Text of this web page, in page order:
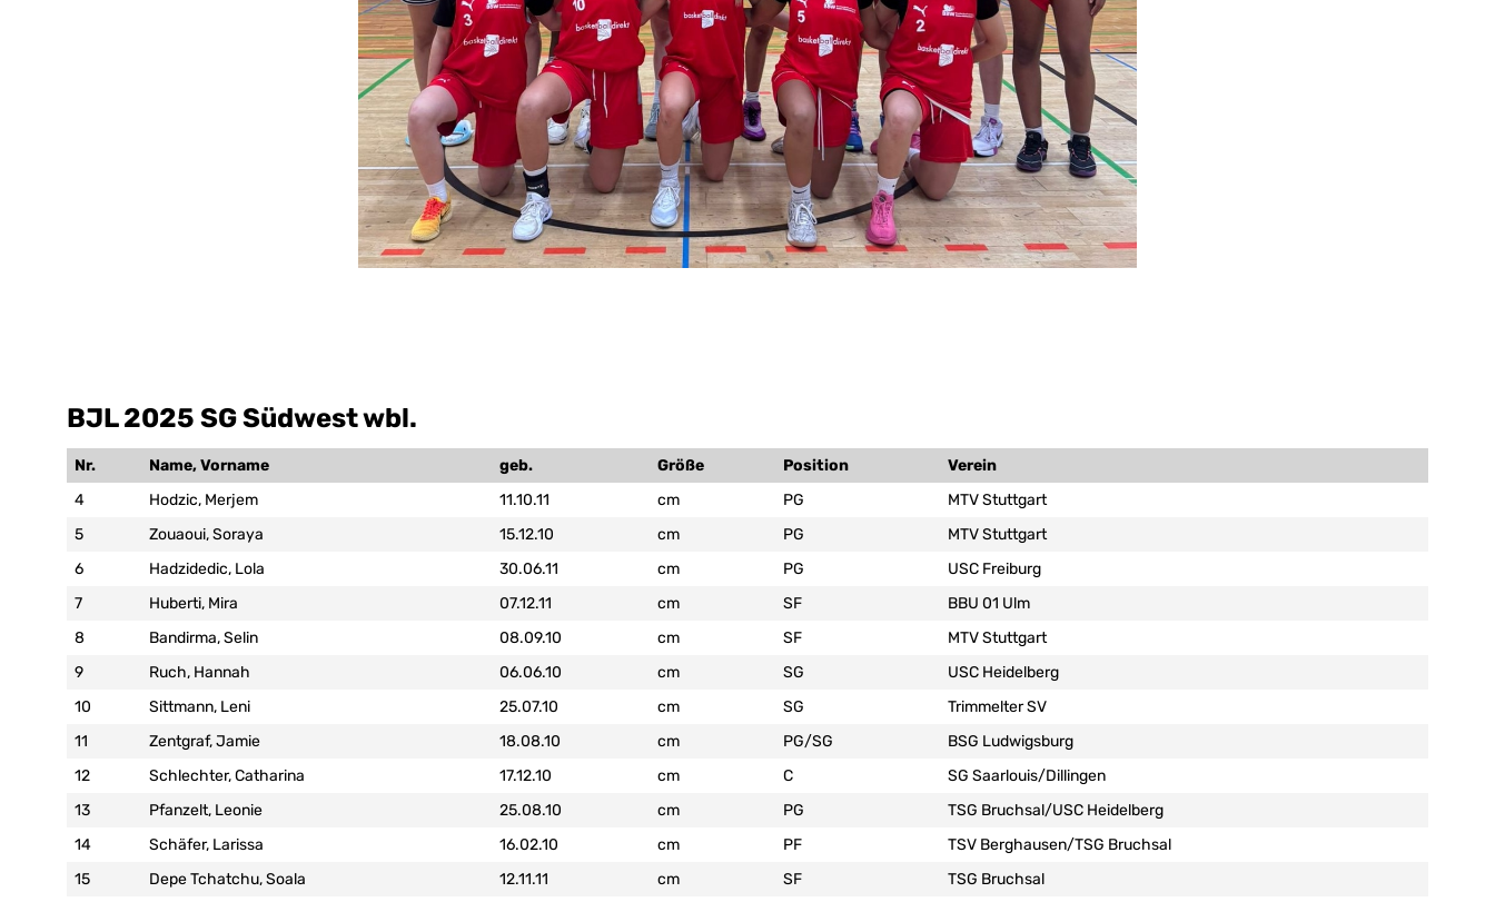
BJL 2025 SG Südwest wbl.
Nr. Name, Vorname geb. Größe Position
Verein
4
Hodzic, Merjem 11.10.11 cm PG
MTV Stuttgart
5
Zouaoui, Soraya 15.12.10 cm PG
MTV Stuttgart
6
Hadzidedic, Lola 30.06.11 cm PG
USC Freiburg
7
Huberti, Mira 07.12.11 cm SF
BBU 01 Ulm
8
Bandirma, Selin 08.09.10 cm SF
MTV Stuttgart
9
Ruch, Hannah 06.06.10 cm SG
USC Heidelberg
10
Sittmann, Leni 25.07.10 cm SG
Trimmelter SV
11
Zentgraf, Jamie 18.08.10 cm PG/SG
BSG Ludwigsburg
12
Schlechter, Catharina 17.12.10 cm C
SG Saarlouis/Dillingen
13
Pfanzelt, Leonie 25.08.10 cm PG
TSG Bruchsal/USC Heidelberg
14
Schäfer, Larissa 16.02.10 cm PF
TSV Berghausen/TSG Bruchsal
15
Depe Tchatchu, Soala 12.11.11 cm SF
TSG Bruchsal